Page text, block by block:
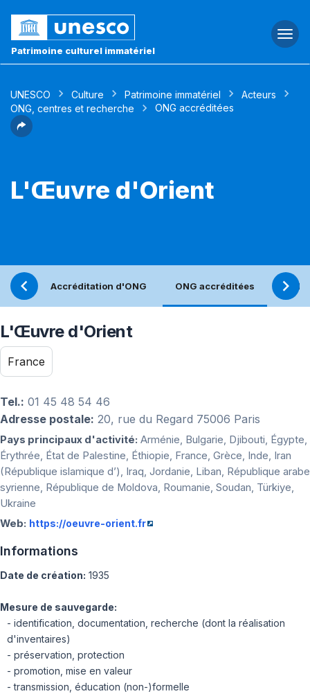
Patrimoine culturel immatériel
UNESCO Culture Patrimoine immatériel
Acteurs
ONG, centres et recherche
ONG accréditées
L'Œuvre d'Orient
Accréditation d'ONG ONG accréditées
L'Œuvre d'Orient
France
Tel.: 01 45 48 54 46
Adresse postale: 20, rue du Regard 75006 Paris
Pays principaux d'activité: Arménie, Bulgarie, Djibouti, Égypte,
Érythrée, État de Palestine, Éthiopie, France, Grèce, Inde, Iran
(République islamique d’), Iraq, Jordanie, Liban, République arabe
syrienne, République de Moldova, Roumanie, Soudan, Türkiye,
Ukraine
Web: https://oeuvre-orient.fr
Informations
Date de création: 1935
Mesure de sauvegarde:
- identification, documentation, recherche (dont la réalisation
d'inventaires)
- préservation, protection
- promotion, mise en valeur
- transmission, éducation (non-)formelle